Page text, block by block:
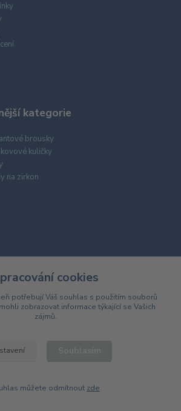
kategorie
brousky
kuličky
na zirkon
2023 DentArea s.r.o
cookies
potřebují Váš souhlas s použitím souborů
zobrazovat informace týkající se Vašich
zájmů.
můžete odmítnout zde.